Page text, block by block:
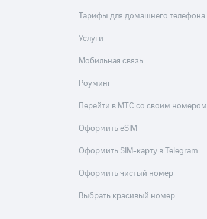
Тарифы для домашнего телефона
Услуги
Мобильная связь
Роуминг
Перейти в МТС со своим номером
Оформить eSIM
Оформить SIM-карту в Telegram
Оформить чистый номер
Выбрать красивый номер